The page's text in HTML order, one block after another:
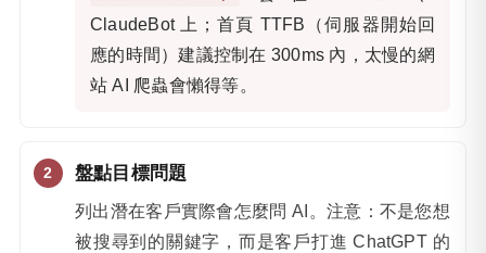
ClaudeBot 上；首頁 TTFB（伺服器開始回
應的時間）建議控制在 300ms 內，太慢的網
站 AI 爬蟲會懶得等。
盤點目標問題
列出潛在客戶實際會怎麼問 AI。注意：不是您想
被搜尋到的關鍵字，而是客戶打進 ChatGPT 的